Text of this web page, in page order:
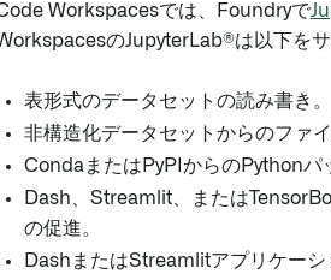
Workspacesでは、Foundryで
のJupyterLab®は以下をサ
表形式のデータセットの読み書き。
非構造化データセットからのファ
CondaまたはPyPIからのPythonパ
Dash、Streamlit、または
の促進。
DashまたはStreamlitアプリケーシ